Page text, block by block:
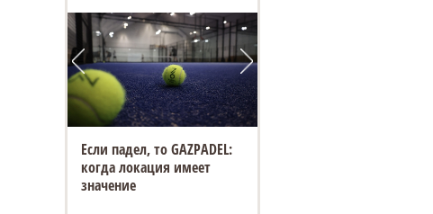
Если падел, то GAZPADEL:
когда локация имеет
значение